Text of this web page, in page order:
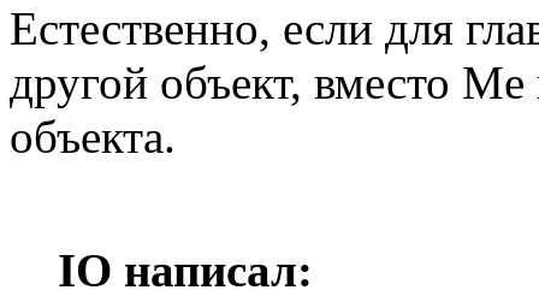
Естественно, если для
другой объект, вместо
объекта.
IO написал: